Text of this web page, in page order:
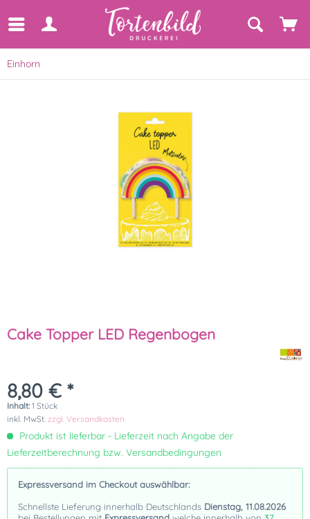
Einhorn
Cake Topper LED Regenbogen
8,80 € *
Inhalt: 1 Stück
inkl. MwSt. zzgl. Versandkosten
Produkt ist lieferbar - Lieferzeit nach Angabe der
Lieferzeitberechnung bzw. Versandbedingungen
Expressversand im Checkout auswählbar:
Schnellste Lieferung innerhalb Deutschlands Dienstag, 11.08.2026